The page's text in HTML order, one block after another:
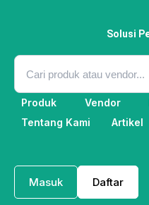
Solusi
Produk Vendor
Tentang Kami
Artikel
Masuk Daftar